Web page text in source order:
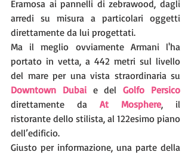
Eramosa ai pannelli di zebrawood, dagli
arredi su misura a particolari oggetti
direttamente da lui progettati.
Ma il meglio ovviamente Armani l'ha
portato in vetta, a 442 metri sul livello
Downtown Dubai e del Golfo Persico
direttamente da At Mosphere, il
ristorante dello stilista, al 122esimo piano
dell’edificio.
Giusto per informazione, una parte della